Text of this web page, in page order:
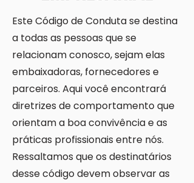
Este Código de Conduta se destina
a todas as pessoas que se
relacionam conosco, sejam elas
embaixadoras, fornecedores e
parceiros. Aqui você encontrará
diretrizes de comportamento que
orientam a boa convivência e as
práticas profissionais entre nós.
Ressaltamos que os destinatários
desse código devem observar as